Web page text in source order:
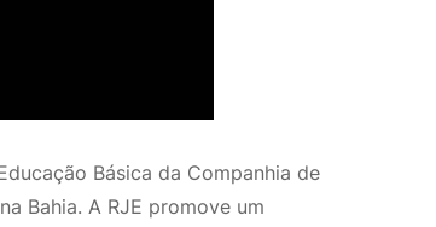
Básica da Companhia de
Bahia. A RJE promove um